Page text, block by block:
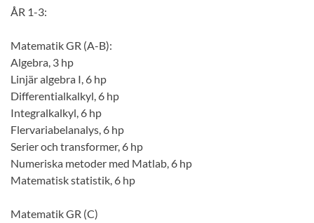
ÅR 1-3:
Matematik GR (A-B):
Algebra, 3 hp
Linjär algebra I, 6 hp
Differentialkalkyl, 6 hp
Integralkalkyl, 6 hp
Flervariabelanalys, 6 hp
Serier och transformer, 6 hp
Numeriska metoder med Matlab, 6 hp
Matematisk statistik, 6 hp
Matematik GR (C)